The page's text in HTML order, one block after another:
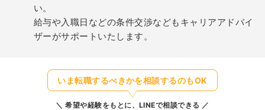
い。
給与や入職日などの条件交渉などもキャリアアドバイ
ザーがサポートいたします。
いま転職するべきかを相談するのもOK
希望や経験をもとに、LINEで相談できる